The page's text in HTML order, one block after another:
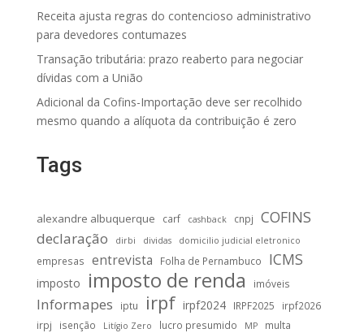
Receita ajusta regras do contencioso administrativo
para devedores contumazes
Transação tributária: prazo reaberto para negociar
dívidas com a União
Adicional da Cofins-Importação deve ser recolhido
mesmo quando a alíquota da contribuição é zero
Tags
alexandre albuquerque carf cashback cnpj COFINS
declaração dirbi dividas domicilio judicial eletronico
empresas entrevista Folha de Pernambuco ICMS
imposto imposto de renda imóveis
Informapes iptu irpf irpf2024 IRPF2025
irpf2026
irpj
isenção Litígio Zero lucro presumido MP multa